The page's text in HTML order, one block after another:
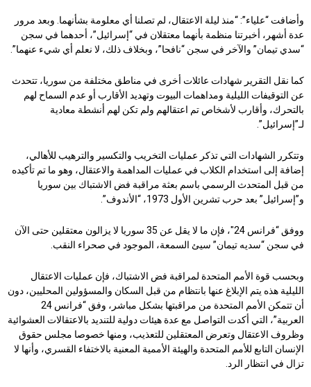
وأضافت “علياء”: “منذ ليلة الاعتقال، لم تصلنا أي معلومة بشأنهما. وبعد مرور
عدة أشهر، أخبرتنا منظمة بأنهما معتقلان في “إسرائيل”، أحدهما في سجن
“سدي تيمان” والآخر في سجن “نافحا”، وبخلاف ذلك، لا نعلم أي شيء عنهما”.
كما نقل التقرير شهادات عائلات أخرى في مناطق مختلفة من سوريا، تتحدث
عن التوقيفات الليلية ومداهمات البيوت وتهديد الأقارب أو عدم السماح لهم
بالتحرك، وأقارب لأشخاص تم اعتقالهم ولم تكن لهم أنشطة معادية
لـ”إسرائيل”.
وتتكرر الشهادات التي تذكر عمليات التخريب والتكسير والترهيب للأهالي،
إضافة إلى استخدام الكلاب في عمليات المداهمة والاعتقال، وهو ما تم تأكيده
من قبل المتحدث الرسمي باسم بعثة مراقبة فض الاشتباك بين سوريا
و”إسرائيل” بعد حرب تشرين الأول 1973، “الأندوف”.
ووفق “فرانس 24″، فإن ما لا يقل عن 35 سوريا لا يزالون معتقلين حتى الآن
في سجن “سديه تيمان” سيئ السمعة، الموجود في صحراء النقب.
وبحسب قوة الأمم المتحدة لمراقبة فض الاشتباك، فإن عمليات الاعتقال
الليلية هذه يتم الإبلاغ عنها بانتظام من قبل السكان والمسؤولين المحليين، دون
أن تتمكن الأمم المتحدة من مراقبتها بشكل مباشر، وفق “فرانس 24
العربية”، التي أكدت التواصل مع عدة هيئات دولية للتنديد بالاعتقالات العشوائية
وظروف الاعتقال وتعرض المعتقلين للتعذيب، ومنها خصوصا مجلس حقوق
الإنسان التابع للأمم المتحدة والهيئة الأممية المعنية بالاختفاء القسري، وأنها لا
تزال في انتظار الرد.